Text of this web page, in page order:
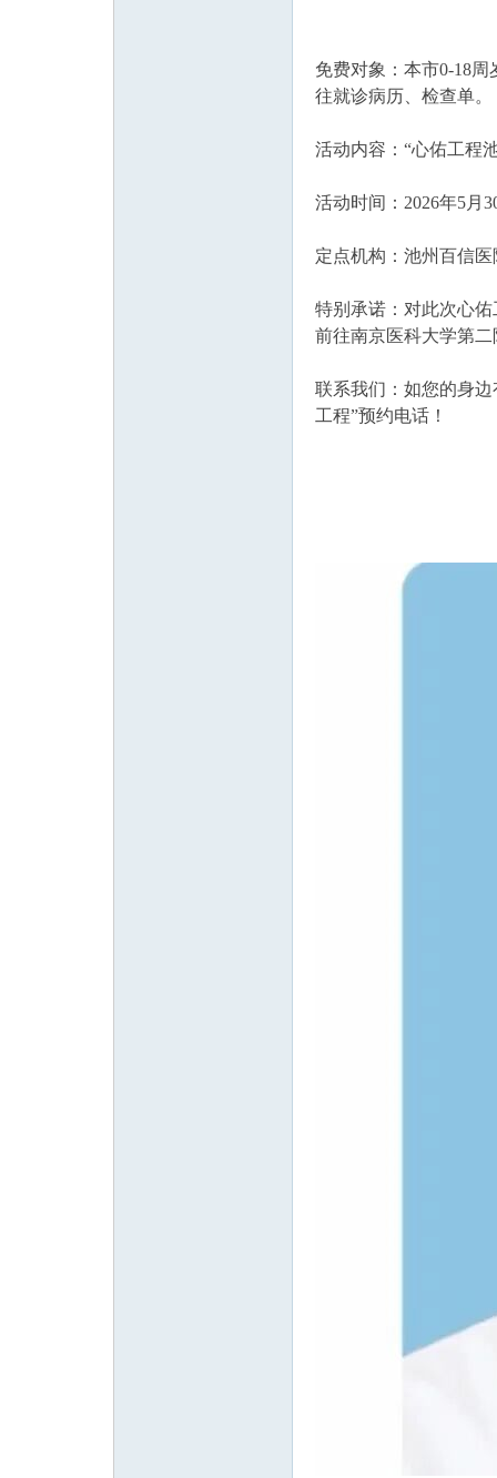
免费对象：本市0-18
往就诊病历、检查单。
活动内容：“心佑工程
活动时间：2026年5月
定点机构：池州百信
特别承诺：对此次心
前往南京医科大学第
联系我们：如您的身边
工程”预约电话！